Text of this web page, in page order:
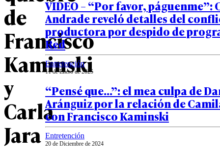
de
Francisco
Kaminski
y
Carla
Jara
VIDEO – “Por favor, páguenme”:
Andrade reveló detalles del
productora por despido de
Red
Entretención
11 de Enero de 2025
“Pensé que…”: el mea culpa de
Aránguiz por la relación de
con Francisco Kaminski
Entretención
20 de Diciembre de 2024